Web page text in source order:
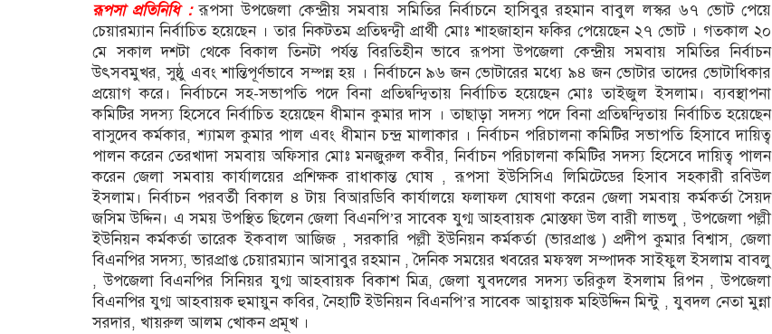
রূপসা প্রতিনিধি :রূপসা উপজেলা কেন্দ্রীয় সমবায় সমিতির নির্বাচনে হাসিবুর রহমান বাবুল লস্কর ৬৭ ভোট পেয়ে
চেয়ারম্যান নির্বাচিত হয়েছেন । তার নিকটতম প্রতিদ্বন্দ্বী প্রার্থী মোঃ শাহজাহান ফকির পেয়েছেন ২৭ ভোট । গতকাল ২০
মে সকাল দশটা থেকে বিকাল তিনটা পর্যন্ত বিরতিহীন ভাবে রূপসা উপজেলা কেন্দ্রীয় সমবায় সমিতির নির্বাচন
উৎসবমুখর, সুষ্ঠু এবং শান্তিপূর্ণভাবে সম্পন্ন হয় । নির্বাচনে ৯৬ জন ভোটারের মধ্যে ৯৪ জন ভোটার তাদের ভোটাধিকার
প্রয়োগ করে। নির্বাচনে সহ-সভাপতি পদে বিনা প্রতিদ্বন্দ্বিতায় নির্বাচিত হয়েছেন মোঃ তাইজুল ইসলাম। ব্যবস্থাপনা
কমিটির সদস্য হিসেবে নির্বাচিত হয়েছেন ধীমান কুমার দাস । তাছাড়া সদস্য পদে বিনা প্রতিদ্বন্দ্বিতায় নির্বাচিত হয়েছেন
বাসুদেব কর্মকার, শ্যামল কুমার পাল এবং ধীমান চন্দ্র মালাকার । নির্বাচন পরিচালনা কমিটির সভাপতি হিসাবে দায়িত্ব
পালন করেন তেরখাদা সমবায় অফিসার মোঃ মনজুরুল কবীর, নির্বাচন পরিচালনা কমিটির সদস্য হিসেবে দায়িত্ব পালন
করেন জেলা সমবায় কার্যালয়ের প্রশিক্ষক রাধাকান্ত ঘোষ , রূপসা ইউসিসিএ লিমিটেডের হিসাব সহকারী রবিউল
ইসলাম। নির্বাচন পরবর্তী বিকাল ৪ টায় বিআরডিবি কার্যালয়ে ফলাফল ঘোষণা করেন জেলা সমবায় কর্মকর্তা সৈয়দ
জসিম উদ্দিন। এ সময় উপস্থিত ছিলেন জেলা বিএনপি’র সাবেক যুগ্ম আহবায়ক মোস্তফা উল বারী লাভলু , উপজেলা পল্লী
ইউনিয়ন কর্মকর্তা তারেক ইকবাল আজিজ , সরকারি পল্লী ইউনিয়ন কর্মকর্তা (ভারপ্রাপ্ত ) প্রদীপ কুমার বিশ্বাস, জেলা
বিএনপির সদস্য, ভারপ্রাপ্ত চেয়ারম্যান আসাবুর রহমান , দৈনিক সময়ের খবরের মফস্বল সম্পাদক সাইফুল ইসলাম বাবলু
, উপজেলা বিএনপির সিনিয়র যুগ্ম আহবায়ক বিকাশ মিত্র, জেলা যুবদলের সদস্য তরিকুল ইসলাম রিপন , উপজেলা
বিএনপির যুগ্ম আহবায়ক হুমায়ুন কবির, নৈহাটি ইউনিয়ন বিএনপি’র সাবেক আহ্বায়ক মহিউদ্দিন মিন্টু , যুবদল নেতা মুন্না
সরদার, খায়রুল আলম খোকন প্রমূখ ।